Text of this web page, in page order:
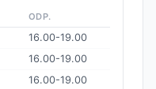
ODP.
16.00-19.00
16.00-19.00
16.00-19.00